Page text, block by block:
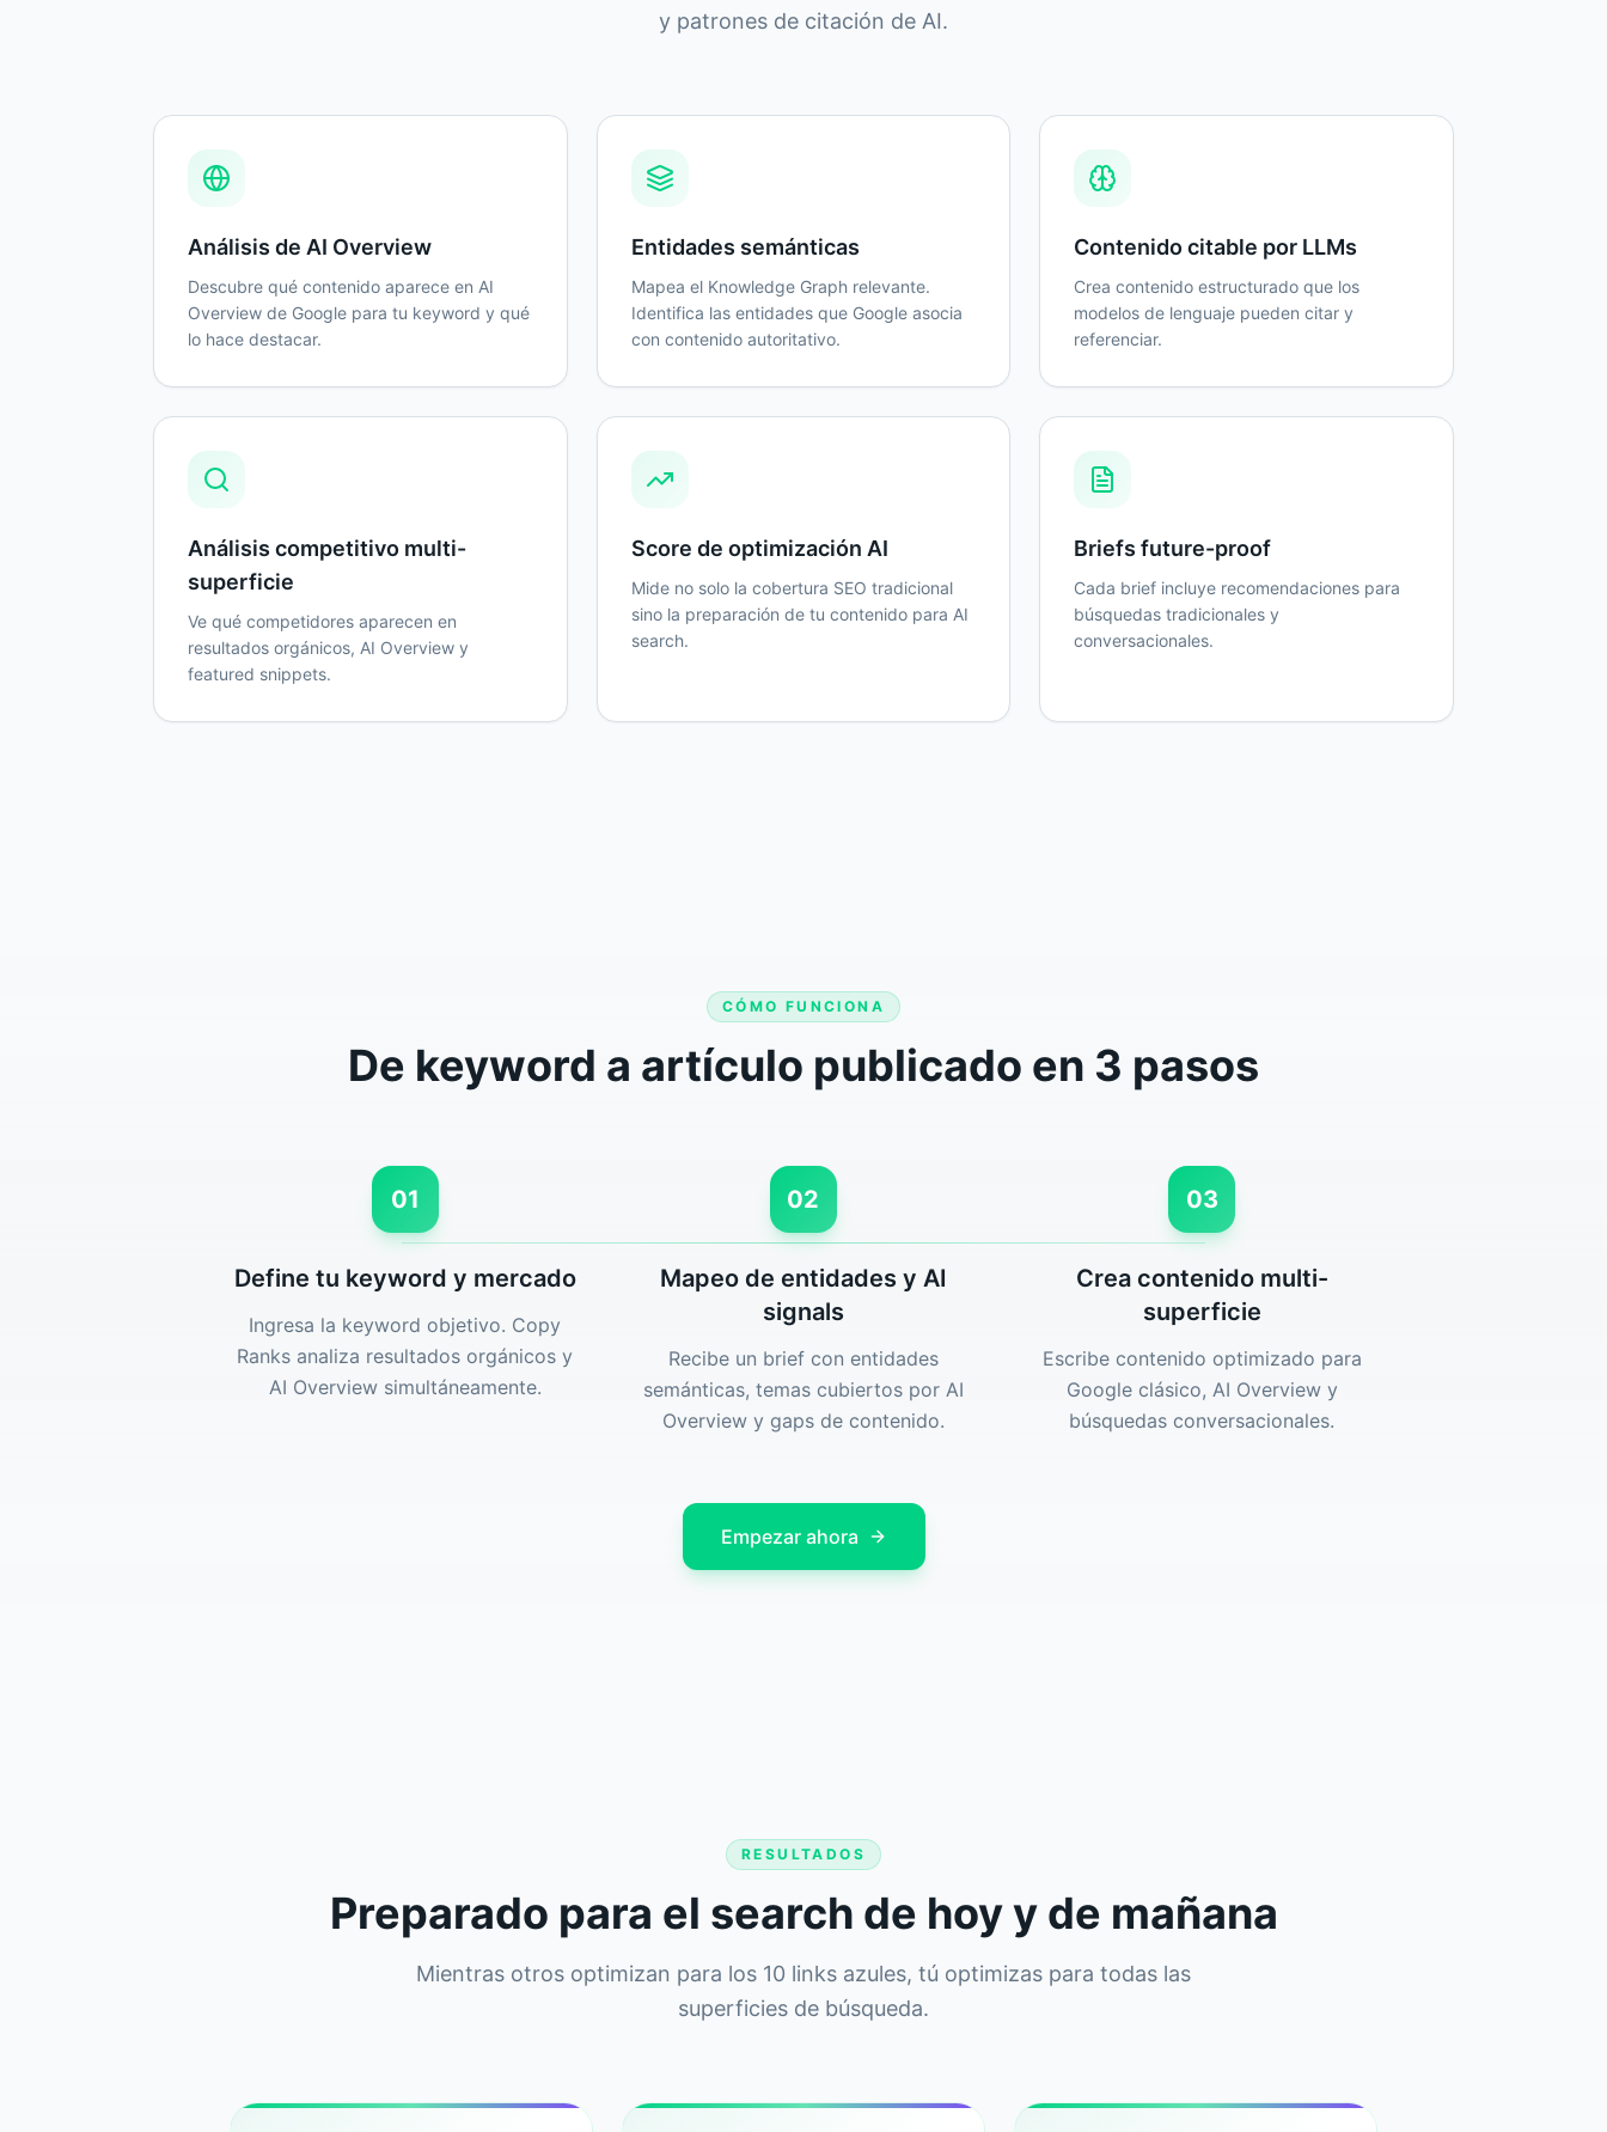
y patrones de citación de AI.
Análisis de AI Overview
Descubre qué contenido aparece en AI
Overview de Google para tu keyword y qué
lo hace destacar.
Entidades semánticas
Mapea el Knowledge Graph relevante.
Identifica las entidades que Google asocia
con contenido autoritativo.
Contenido citable por LLMs
Crea contenido estructurado que los
modelos de lenguaje pueden citar y
referenciar.
Análisis competitivo multi-
superficie
Ve qué competidores aparecen en
resultados orgánicos, AI Overview y
featured snippets.
Score de optimización AI
Mide no solo la cobertura SEO tradicional
sino la preparación de tu contenido para AI
search.
Briefs future-proof
Cada brief incluye recomendaciones para
búsquedas tradicionales y
conversacionales.
CÓMO FUNCIONA
De keyword a artículo publicado en 3 pasos
01
Define tu keyword y mercado
Ingresa la keyword objetivo. Copy
Ranks analiza resultados orgánicos y
AI Overview simultáneamente.
02
Mapeo de entidades y AI
signals
Recibe un brief con entidades
semánticas, temas cubiertos por AI
Overview y gaps de contenido.
03
Crea contenido multi-
superficie
Escribe contenido optimizado para
Google clásico, AI Overview y
búsquedas conversacionales.
Empezar ahora
RESULTADOS
Preparado para el search de hoy y de mañana
Mientras otros optimizan para los 10 links azules, tú optimizas para todas las
superficies de búsqueda.